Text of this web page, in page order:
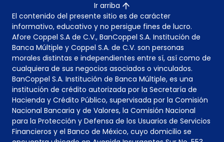
Ir arriba
El contenido del presente sitio es de carácter
informativo, educativo y no persigue fines de lucro.
Afore Coppel S.A de C.V., BanCoppel S.A. Institución de
Banca Múltiple y Coppel S.A. de C.V. son personas
morales distintas e independientes entre sí, así como de
cualquiera de sus negocios asociados o vinculados.
BanCoppel S.A. Institución de Banca Múltiple, es una
institución de crédito autorizada por la Secretaría de
Hacienda y Crédito Público, supervisada por la Comisión
Nacional Bancaria y de Valores, la Comisión Nacional
para la Protección y Defensa de los Usuarios de Servicios
Financieros y el Banco de México, cuyo domicilio se